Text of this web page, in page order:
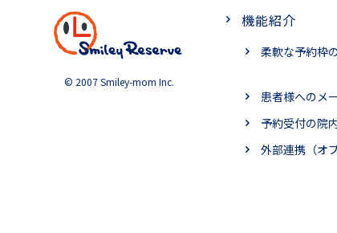
© 2007 Smiley-mom Inc.
機能紹介
柔軟な予約枠
患者様へのメ
予約受付の院
外部連携（オ